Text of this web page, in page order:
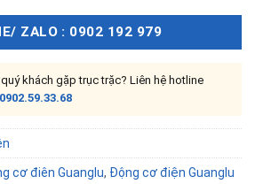
ZALO : 0902 192 979
khách gặp trục trặc? Liên hệ hotline
0902.59.33.68
cơ điên Guanglu, Động cơ điện Guanglu